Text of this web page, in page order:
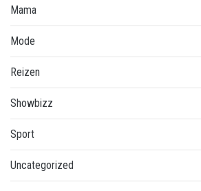
Mama
Mode
Reizen
Showbizz
Sport
Uncategorized